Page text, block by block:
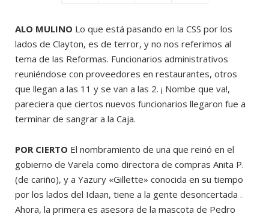
ALO MULINO Lo que está pasando en la CSS por los
lados de Clayton, es de terror, y no nos referimos al
tema de las Reformas. Funcionarios administrativos
reuniéndose con proveedores en restaurantes, otros
que llegan a las 11 y se van a las 2. ¡ Nombe que va!,
pareciera que ciertos nuevos funcionarios llegaron fue a
terminar de sangrar a la Caja.
POR CIERTO El nombramiento de una que reinó en el
gobierno de Varela como directora de compras Anita P.
(de cariño), y a Yazury «Gillette» conocida en su tiempo
por los lados del Idaan, tiene a la gente desoncertada .
Ahora, la primera es asesora de la mascota de Pedro